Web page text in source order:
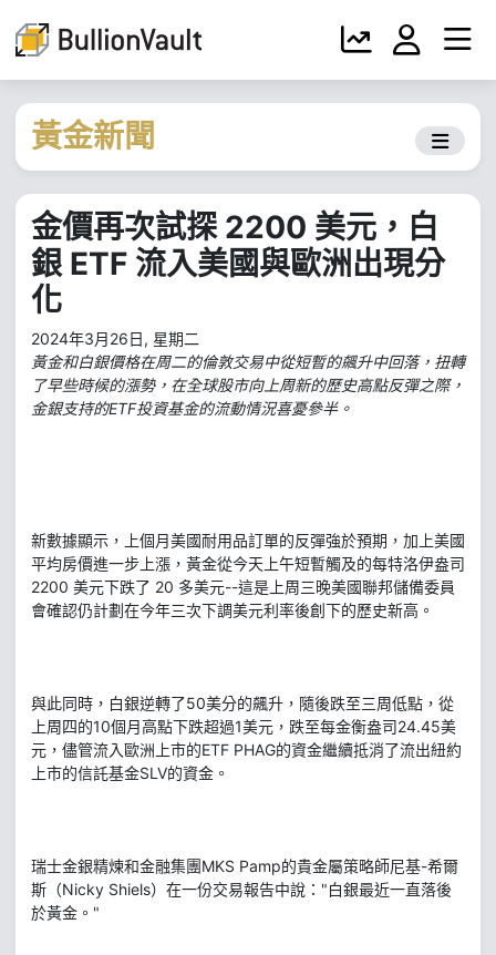
黃金新聞
金價再次試探 2200 美元，白
銀 ETF 流入美國與歐洲出現分
化
2024年3月26日, 星期二
黃金和白銀價格在周二的倫敦交易中從短暫的飆升中回落，扭轉
了早些時候的漲勢，在全球股市向上周新的歷史高點反彈之際，
金銀支持的ETF投資基金的流動情況喜憂參半。
新數據顯示，上個月美國耐用品訂單的反彈強於預期，加上美國
平均房價進一步上漲，黃金從今天上午短暫觸及的每特洛伊盎司
2200 美元下跌了 20 多美元--這是上周三晚美國聯邦儲備委員
會確認仍計劃在今年三次下調美元利率後創下的歷史新高。
與此同時，白銀逆轉了50美分的飆升，隨後跌至三周低點，從
上周四的10個月高點下跌超過1美元，跌至每金衡盎司24.45美
元，儘管流入歐洲上市的ETF PHAG的資金繼續抵消了流出紐約
上市的信託基金SLV的資金。
瑞士金銀精煉和金融集團MKS Pamp的貴金屬策略師尼基-希爾
斯（Nicky Shiels）在一份交易報告中說："白銀最近一直落後
於黃金。"